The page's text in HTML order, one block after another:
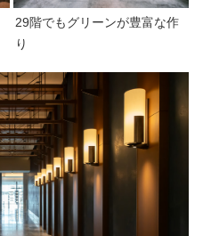
29階でもグリーンが豊富な作
り